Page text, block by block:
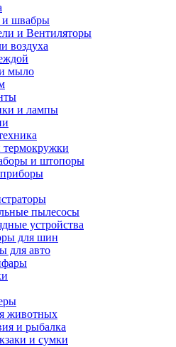
швабры
и Вентиляторы
воздуха
мыло
и лампы
и штопоры
пылесосы
устройства
для шин
для авто
животных
и рыбалка
и сумки